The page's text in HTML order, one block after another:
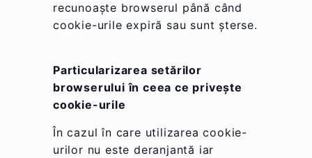
recunoaște browserul până când
cookie-urile expiră sau sunt șterse.
Particularizarea setărilor
browserului în ceea ce privește
cookie-urile
În cazul în care utilizarea cookie-
urilor nu este deranjantă iar